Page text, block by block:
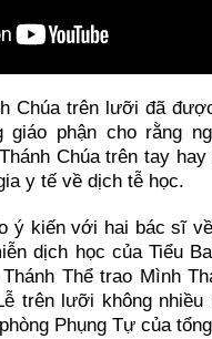
Chúa trên lưỡi đã
giáo phận cho rằng
Chúa trên tay
y tế về dịch tễ học.
ý kiến với hai bác sĩ
dịch học của Tiểu
Thể trao Mình
trên lưỡi không
Phụng Tự của